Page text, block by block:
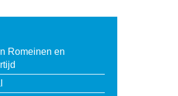
Romeinen en